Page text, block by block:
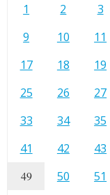
1 2 3
9
10 11
17
18 19
25
26 27
33
34 35
41
42 43
49 50 51